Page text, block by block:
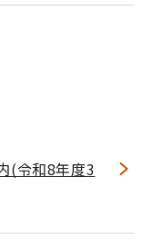
(令和8年度3